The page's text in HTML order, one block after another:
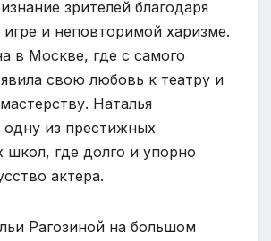
зрителей благодаря
игре и неповторимой харизме.
в Москве, где с самого
свою любовь к театру и
Наталья
одну из престижных
школ, где долго и упорно
актера.
Рагозиной на большом